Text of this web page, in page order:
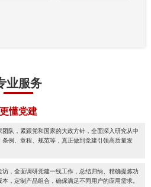
业服务
更懂党建
团队，紧跟党和国家的大政方针，全面深入研究从中
条例、章程、规范等，真正做到党建引领高质量发
访，全面调研党建一线工作，总结归纳、精确提炼功
，定制产品组合，确保满足不同用户的应用需求。